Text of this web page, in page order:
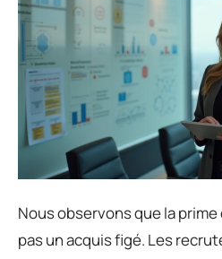
Nous observons que la
pas un acquis figé. Les